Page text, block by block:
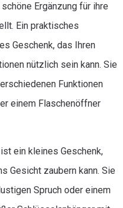
Ergänzung für ihre
Ein praktisches
Geschenk, das Ihren
nützlich sein kann. Sie
Funktionen
einem Flaschenöffner
ein kleines Geschenk,
Gesicht zaubern kann. Sie
Spruch oder einem